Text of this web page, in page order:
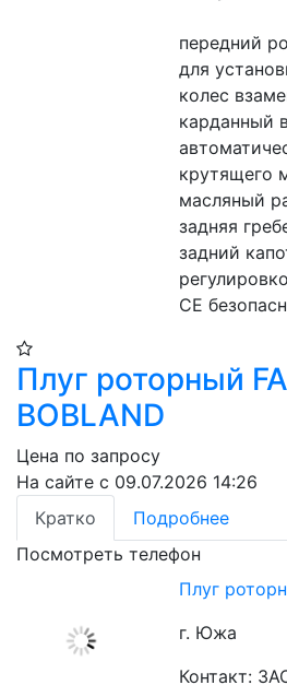
передний
для
колес
карданный
крутящего
масляный
задняя
задний
CE
Плуг роторный
BOBLAND
Цена по запросу
На сайте с 09.07.2026 14:26
Кратко
Подробнее
Посмотреть телефон
Плуг
г. Южа
Контакт: